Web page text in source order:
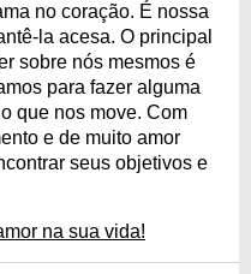
no coração. É nossa
la acesa. O principal
sobre nós mesmos é
para fazer alguma
que nos move. Com
e de muito amor
seus objetivos e
na sua vida!